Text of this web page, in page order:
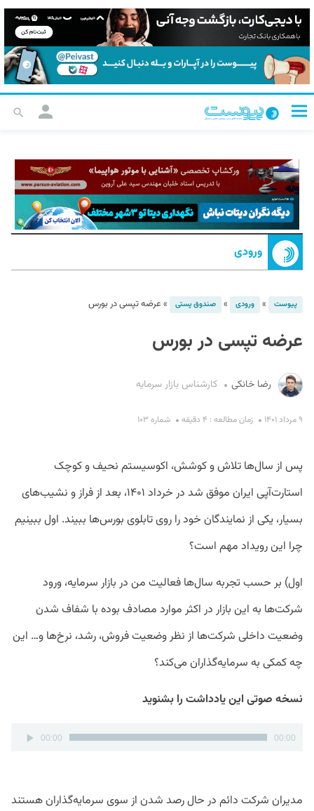
ورودی
پیوست » ورودی » صندوق پستی »عرضه تپسی در بورس
عرضه تپسی در بورس
رضا خانکی کارشناس بازار سرمایه
۹ مرداد ۱۴۰۱ زمان مطالعه : ۴ دقیقه شماره ۱۰۳
پس از سال‌ها تلاش و کوشش، اکوسیستم نحیف و کوچک
استارت‌آپی ایران موفق شد در خرداد ۱۴۰۱، بعد از فراز و نشیب‌های
بسیار، یکی از نمایندگان خود را روی تابلوی بورس‌ها ببیند. اول ببینیم
چرا این رویداد مهم است؟
اول) بر حسب تجربه سال‌ها فعالیت من در بازار سرمایه، ورود
شرکت‌ها به این بازار در اکثر موارد مصادف بوده با شفاف شدن
وضعیت داخلی شرکت‌ها از نظر وضعیت فروش، رشد، نرخ‌ها و… این
چه کمکی به سرمایه‌گذاران می‌کند؟
نسخه صوتی این یادداشت را بشنوید
پخش‌کننده
00:00 00:00
مدیران شرکت دائم در حال رصد شدن از سوی سرمایه‌گذاران هستند